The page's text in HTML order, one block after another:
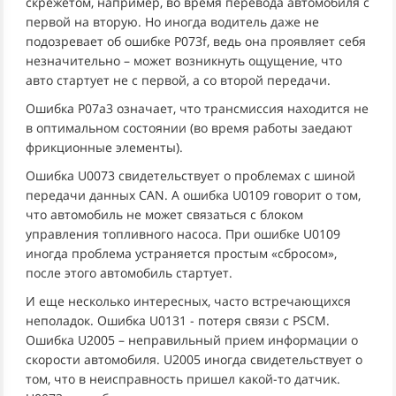
первой на вторую. Но иногда водитель даже не
подозревает об ошибке P073f, ведь она проявляет себя
незначительно – может возникнуть ощущение, что
авто стартует не с первой, а со второй передачи.
Ошибка P07a3 означает, что трансмиссия находится не
в оптимальном состоянии (во время работы заедают
фрикционные элементы).
Ошибка U0073 свидетельствует о проблемах с шиной
передачи данных CAN. А ошибка U0109 говорит о том,
что автомобиль не может связаться с блоком
управления топливного насоса. При ошибке U0109
иногда проблема устраняется простым «сбросом»,
после этого автомобиль стартует.
И еще несколько интересных, часто встречающихся
неполадок. Ошибка U0131 - потеря связи с PSCM.
Ошибка U2005 – неправильный прием информации о
скорости автомобиля. U2005 иногда свидетельствует о
том, что в неисправность пришел какой-то датчик.